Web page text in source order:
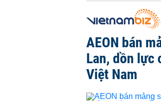
AEON bán
Lan, dồn lực
Việt Nam